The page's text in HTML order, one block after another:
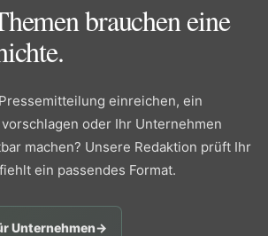
brauchen eine
einreichen, ein
oder Ihr Unternehmen
machen? Unsere Redaktion prüft Ihr
ein passendes Format.
Unternehmen→